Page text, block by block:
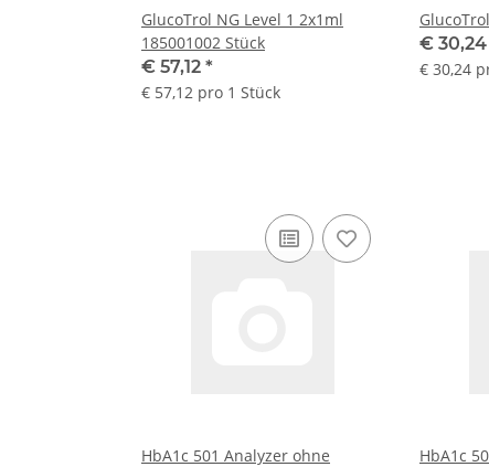
GlucoTrol NG Level 1 2x1ml
185001002 Stück
€ 57,12 *
€ 57,12 pro 1 Stück
€ 30,24
€ 30,24
HbA1c 501 Analyzer ohne
HbA1c